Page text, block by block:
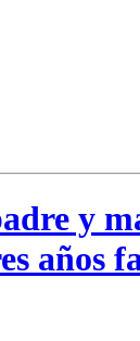
y
años